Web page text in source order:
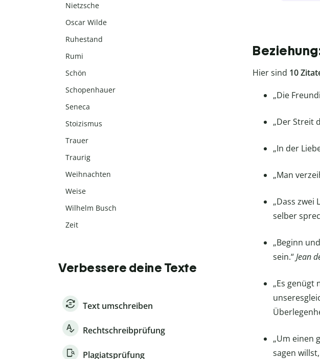
Hier sind 10
„Die
„Der Streit
„In der
„Man
„Dass zwei
selber
„Beginn
sein.“Jean
„Es
„Um einen
sagen
Nietzsche
Oscar Wilde
Ruhestand
Rumi
Schön
Schopenhauer
Seneca
Stoizismus
Trauer
Traurig
Weihnachten
Weise
Wilhelm Busch
Zeit
Verbessere deine Texte
Text umschreiben
Rechtschreibprüfung
Plagiatsprüfung